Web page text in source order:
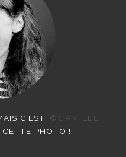
C’EST
©CAMILLE
CETTE PHOTO !